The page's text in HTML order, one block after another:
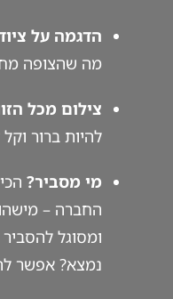
הדגמה על
מה שהצופה
צילום מכל
להיות ברור
מי מסביר?
החברה –
ומסוגל
נמצא? אפשר